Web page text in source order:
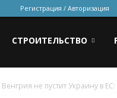
Регистрация / Авторизация
СТРОИТЕЛЬСТВО
Венгрия не пустит Украину в